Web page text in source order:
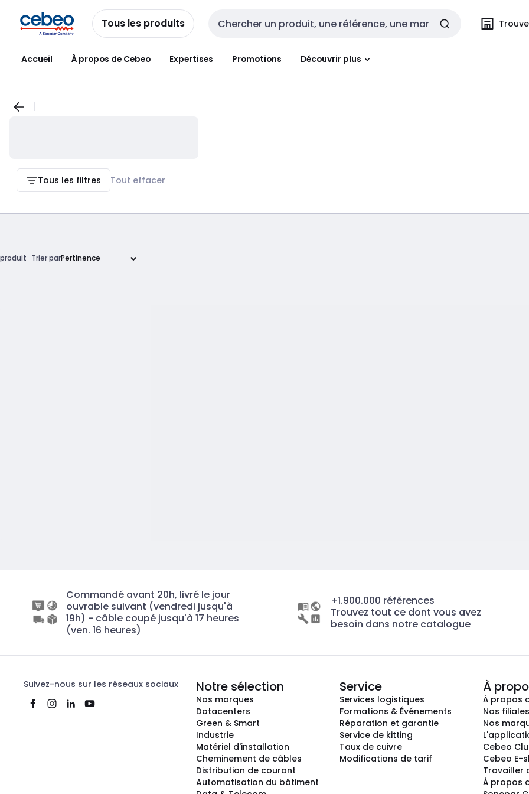
navigationau
contenu
Tous les produits Entrée de recherche
Accueil À propos de Cebeo Expertises Promotions Découvrir plus
Tous les filtres Tout effacer
produit Trier par
Commandé avant 20h, livré le jour
ouvrable suivant (vendredi jusqu'à
19h) - câble coupé jusqu'à 17 heures
(ven. 16 heures)
+1.900.000 références
Trouvez tout ce dont vous avez
besoin dans notre catalogue
Suivez-nous sur les réseaux sociaux Notre sélection
Nos marques
Datacenters
Green & Smart
Industrie
Matériel d'installation
Cheminement de câbles
Distribution de courant
Automatisation du bâtiment
Service
Services logistiques
Formations & Événements
Réparation et garantie
Service de kitting
Taux de cuivre
Modifications de tarif
À
À propos
Nos filiales
Nos
Cebeo
Cebeo E-
Travailler
À propos